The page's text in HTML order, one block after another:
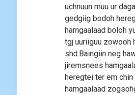
uchnuun muu ur
gedgiig bodoh
hamgaalaad boloh
tgj uuriiguu zowooh
shd.Baingiin neg
jiremsnees
heregtei ter em
hamgaalaad